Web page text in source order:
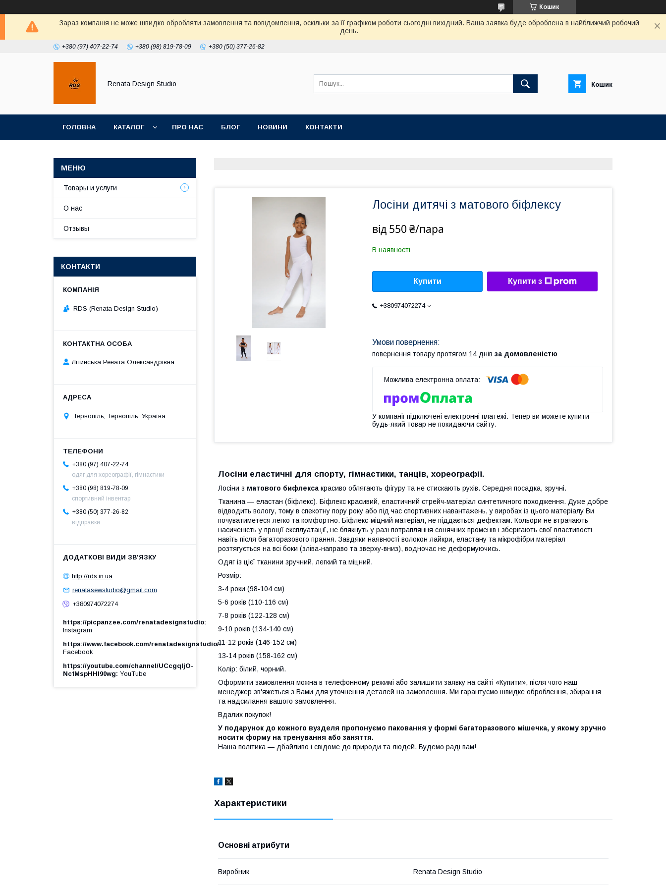
Кошик
Зараз компанія не може швидко обробляти замовлення та повідомлення, оскільки за її графіком роботи сьогодні вихідний. Ваша заявка буде оброблена в найближчий робочий
день.
+380 (97) 407-22-74 +380 (98) 819-78-09 +380 (50) 377-26-82
Renata Design Studio Кошик
ГОЛОВНА КАТАЛОГ ПРО НАС БЛОГ НОВИНИ КОНТАКТИ
Лосіни дитячі з матового біфлексу
від 550 ₴/пара
В наявності
Купити Купити з
+380974072274
повернення товару протягом 14 днів за домовленістю
У компанії підключені електронні платежі. Тепер ви можете купити
будь-який товар не покидаючи сайту.
Лосіни еластичні для спорту, гімнастики, танців, хореографії.
Лосіни з матового бифлекса красиво облягають фігуру та не стискають рухів. Середня посадка, зручні.
Тканина — еластан (біфлекс). Біфлекс красивий, еластичний стрейч-матеріал синтетичного походження. Дуже добре
відводить вологу, тому в спекотну пору року або під час спортивних навантажень, у виробах із цього матеріалу Ви
почуватиметеся легко та комфортно. Біфлекс-міцний матеріал, не піддається дефектам. Кольори не втрачають
насиченість у проції експлуатації, не блякнуть у разі потрапляння сонячних променів і зберігають свої властивості
навіть після багаторазового прання. Завдяки наявності волокон лайкри, еластану та мікрофібри матеріал
розтягується на всі боки (зліва-направо та зверху-вниз), водночас не деформуючись.
Одяг із цієї тканини зручний, легкий та міцний.
Розмір:
3-4 роки (98-104 см)
5-6 років (110-116 см)
7-8 років (122-128 см)
9-10 років (134-140 см)
11-12 років (146-152 см)
13-14 років (158-162 см)
Колір: білий, чорний.
Оформити замовлення можна в телефонному режимі або залишити заявку на сайті «Купити», після чого наш
менеджер зв'яжеться з Вами для уточнення деталей на замовлення. Ми гарантуємо швидке оброблення, збирання
та надсилання вашого замовлення.
Вдалих покупок!
У подарунок до кожного вузделя пропонуємо паковання у формі багаторазового мішечка, у якому зручно
носити форму на тренування або заняття.
Наша політика — дбайливо і свідоме до природи та людей. Будемо раді вам!
Характеристики
Основні атрибути
Виробник Renata Design Studio
Товары и услуги
О нас
Отзывы
КОНТАКТИ
RDS (Renata Design Studio)
Літинська Рената Олександрівна
Тернопіль, Тернопіль, Україна
+380 (97) 407-22-74
одяг для хореографії, гімнастики
+380 (98) 819-78-09
спортивний інвентар
+380 (50) 377-26-82
відправки
http://rds.in.ua
renatasewstudio@gmail.com
+380974072274
https://picpanzee.com/renatadesignstudio
Instagram
https://www.facebook.com/renatadesignstudio/
Facebook
https://youtube.com/channel/UCcgqIjO-
NcfMspHHl90wg YouTube